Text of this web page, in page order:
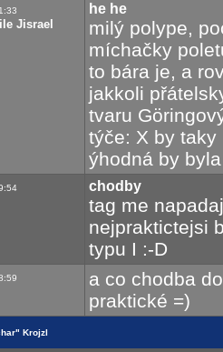
Jisrael
he he
milý polype,
míchačky
to bára je, a
jakkoli
tvaru
týče: X by
ýhodná by
chodby
tag me
nejpraktictejsi
typu I :-D
a co chodba
praktické =)
Krojzl